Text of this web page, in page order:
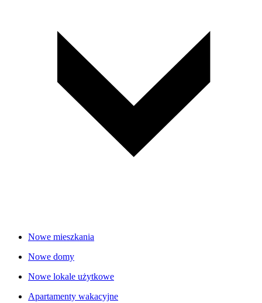
Nowe mieszkania
Nowe domy
Nowe lokale użytkowe
Apartamenty wakacyjne